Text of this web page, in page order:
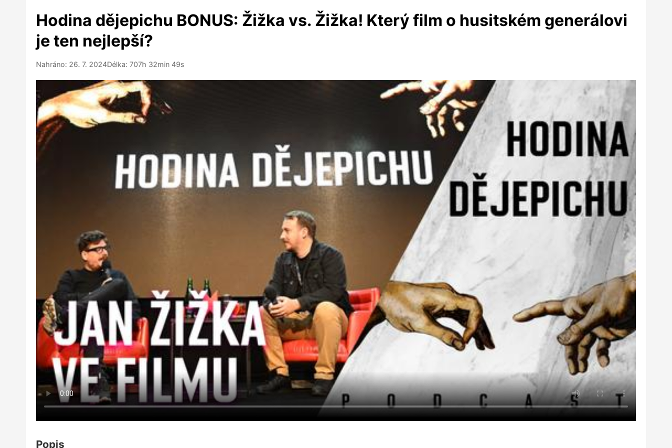
Hodina dějepichu BONUS: Žižka vs. Žižka! Který film o husitském generálovi
je ten nejlepší?
Nahráno: 26. 7. 2024Délka: 707h 32min 49s
Popis